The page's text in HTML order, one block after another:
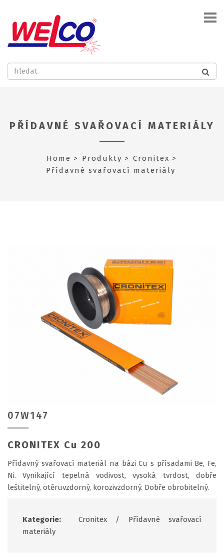
PŘÍDAVNÉ SVAŘOVACÍ MATERIÁLY
Home Produkty
Cronitex
Přídavné svařovací materiály
07W147
CRONITEX Cu 200
Přídavný svařovací materiál na bázi Cu s přísadami Be, Fe,
Ni. Vynikající tepelná vodivost, vysoká tvrdost, dobře
leštitelný, otěruvzdorný, korozivzdorný. Dobře obrobitelný.
Kategorie: Cronitex/
Přídavné svařovací
materiály